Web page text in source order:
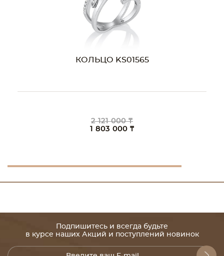
КОЛЬЦО KS01565
2 121 000 ₸
1 803 000 ₸
Подпишитесь и всегда будьте
в курсе наших Акций и поступлений новинок